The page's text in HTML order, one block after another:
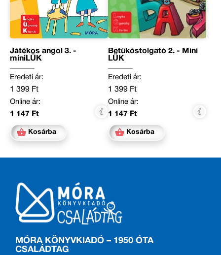
Játékos angol 3. -
miniLÜK
Eredeti ár:
1 399 Ft
Online ár:
1 147 Ft
Kosárba
Betűkóstolgató 2. - Mini
LÜK
Eredeti ár:
1 399 Ft
Online ár:
1 147 Ft
Kosárba
MÓRA KÖNYVKIADÓ – 1950 ÓTA
CSALÁDTAG